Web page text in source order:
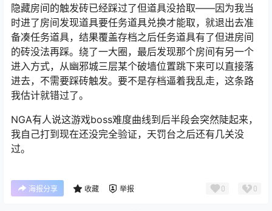
隐藏房间的触发砖已经踩过了但道具没拾取——因为我当
时进了房间发现道具要任务道具兑换才能取，就退出去准
备凑任务道具，结果覆盖存档之后任务道具有了但进房间
的砖没法再踩。绕了一大圈，最后发现那个房间有另一个
进入方式，从幽邪城三层某个破墙位置跳下来可以直接落
进去，不需要踩砖触发。要不是存档逼着我乱走，这条路
我估计就错过了。
NGA有人说这游戏boss难度曲线到后半段会突然陡起来，
我自己打到现在还没完全验证，天罚台之后还有几关没
过。
海报分享 收藏 举报 0 0